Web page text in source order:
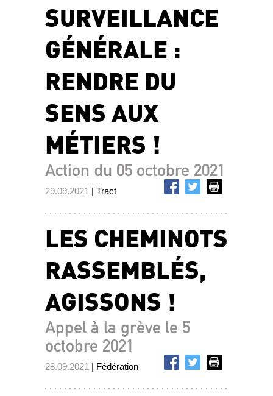
SURVEILLANCE
GÉNÉRALE :
RENDRE DU
SENS AUX
MÉTIERS !
Action du 05 octobre 2021
29.09.2021 | Tract
LES CHEMINOTS
RASSEMBLÉS,
AGISSONS !
Appel à la grève le 5
octobre 2021
28.09.2021 | Fédération